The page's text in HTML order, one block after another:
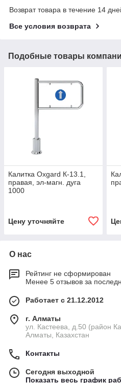
Возврат товара в течение 14
Все условия возврата
Подобные товары
Калитка Oxgard К-13.1,
правая, эл-магн. дуга
1000
Цену уточняйте
О нас
Рейтинг не сформирован
Менее 5 отзывов за
Работает с 21.12.2012
г. Алматы
ул. Кастеева, д.50 (район
Алматы, Казахстан
Контакты
Сегодня выходной
Показать весь график